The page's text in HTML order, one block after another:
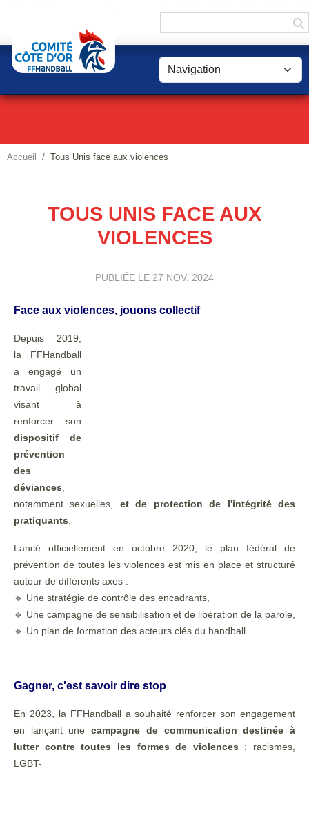
Accueil Tous Unis face aux violences
TOUS UNIS FACE AUX
VIOLENCES
PUBLIÉE LE 27 NOV. 2024
Face aux violences, jouons collectif
Depuis 2019,
la FFHandball
a engagé un
travail global
visant à
renforcer son
dispositif de
prévention
des
déviances
notamment sexuelles, et de protection de l'intégrité des
pratiquants
Lancé officiellement en octobre 2020, le plan fédéral de
prévention de toutes les violences est mis en place et structuré
autour de différents axes :
🔹 Une stratégie de contrôle des encadrants,
🔹 Une campagne de sensibilisation et de libération de la parole,
🔹 Un plan de formation des acteurs clés du handball.
Gagner, c'est savoir dire stop
En 2023, la FFHandball a souhaité renforcer son engagement
en lançant unecampagne de communication destinée à
lutter contre toutes les formes de violences : racismes,
LGBT-